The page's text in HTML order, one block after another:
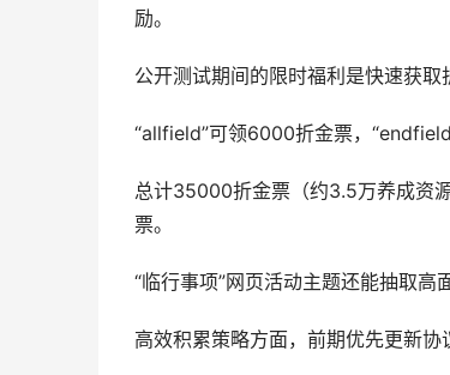
励。
公开测试期间的限时福利是快速获
“allfield”可领6000折金票，
总计35000折金票（约3.5万养成资
票。
“临行事项”网页活动主题还能抽取高
高效积累策略方面，前期优先更新协